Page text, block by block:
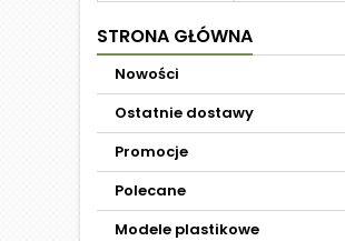
STRONA GŁÓWNA
Nowości
Ostatnie dostawy
Promocje
Polecane
Modele plastikowe